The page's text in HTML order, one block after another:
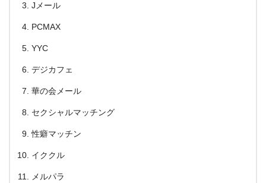
Jメール
PCMAX
YYC
デジカフェ
華の会メール
セクシャルマッチング
性癖マッチン
イククル
メルパラ